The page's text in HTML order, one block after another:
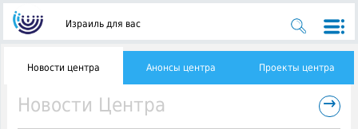
Израиль для вас
Новости центра Анонсы центра Проекты центра
Новости Центра →